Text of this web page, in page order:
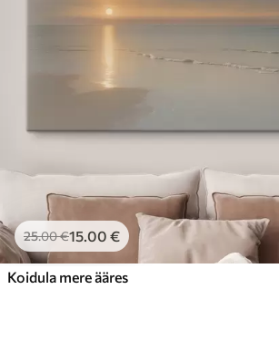
25.00€15.00 €
Koidula mere ääres